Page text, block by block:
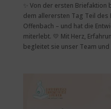
✨ Von der ersten
dem allerersten Tag Teil des
Offenbach – und hat die
miterlebt. 💛 Mit Herz,
begleitet sie unser Team und